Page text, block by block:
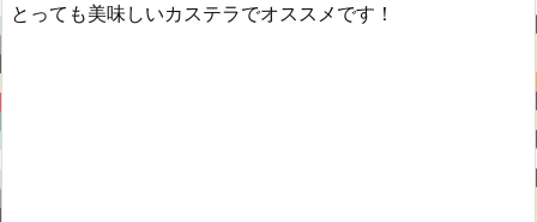
とっても美味しいカステラでオススメです！